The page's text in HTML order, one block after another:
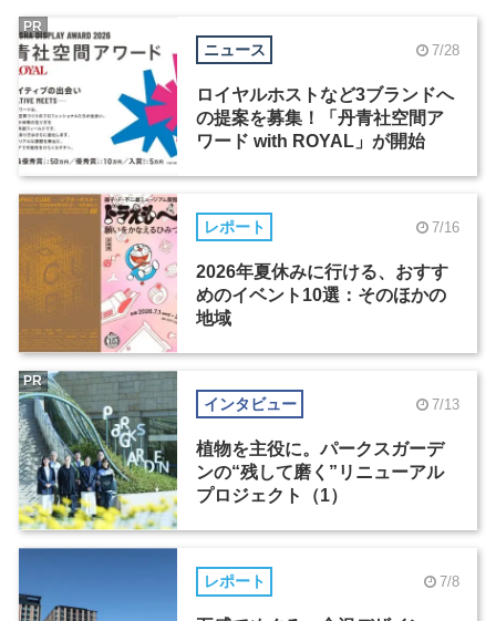
ニュース 7/28
ロイヤルホストなど3ブランドへ
の提案を募集！「丹青社空間ア
ワード with ROYAL」が開始
PR
レポート 7/16
2026年夏休みに行ける、おすす
めのイベント10選：そのほかの
地域
インタビュー 7/13
植物を主役に。パークスガーデ
ンの“残して磨く”リニューアル
プロジェクト（1）
PR
レポート 7/8